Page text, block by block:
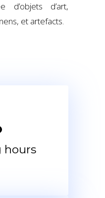
d’objets d’art,
et artefacts.
hours